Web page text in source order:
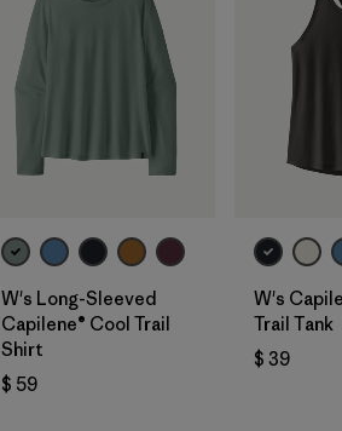
W's Long-Sleeved
Capilene® Cool Trail
Shirt
$ 59
W's
Trail Tank
$ 39